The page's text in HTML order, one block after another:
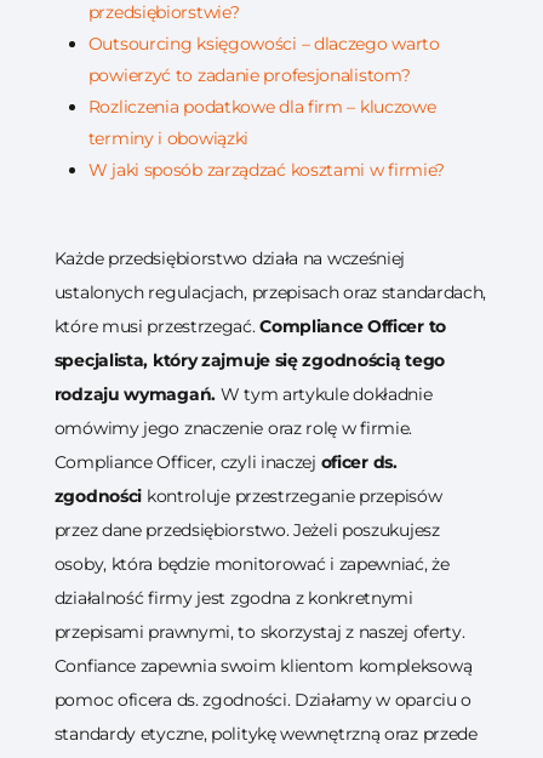
przedsiębiorstwie?
Outsourcing księgowości – dlaczego warto
powierzyć to zadanie profesjonalistom?
Rozliczenia podatkowe dla firm – kluczowe
terminy i obowiązki
W jaki sposób zarządzać kosztami w firmie?
Każde przedsiębiorstwo działa na wcześniej
ustalonych regulacjach, przepisach oraz standardach,
które musi przestrzegać.Compliance Officer to
specjalista, który zajmuje się zgodnością tego
rodzaju wymagań. W tym artykule dokładnie
omówimy jego znaczenie oraz rolę w firmie.
Compliance Officer, czyli inaczej oficer ds.
zgodności kontroluje przestrzeganie przepisów
przez dane przedsiębiorstwo. Jeżeli poszukujesz
osoby, która będzie monitorować i zapewniać, że
działalność firmy jest zgodna z konkretnymi
przepisami prawnymi, to skorzystaj z naszej oferty.
Confiance zapewnia swoim klientom kompleksową
pomoc oficera ds. zgodności. Działamy w oparciu o
standardy etyczne, politykę wewnętrzną oraz przede